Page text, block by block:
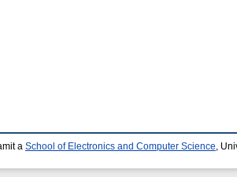
a School of Electronics and Computer Science ,